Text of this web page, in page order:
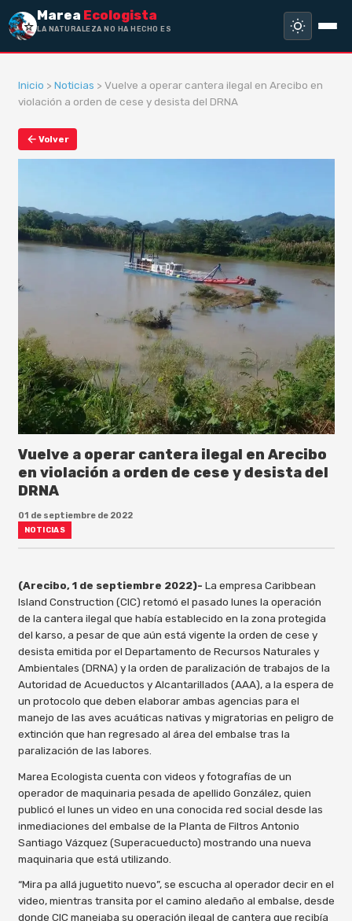
Marea Ecologista
LA NATURALEZA NO HA HECHO ESCLAVO
Inicio > Noticias > Vuelve a operar cantera ilegal en Arecibo en
violación a orden de cese y desista del DRNA
Volver
Vuelve a operar cantera ilegal en Arecibo
en violación a orden de cese y desista del
DRNA
01 de septiembre de 2022
NOTICIAS
(Arecibo, 1 de septiembre 2022)- La empresa Caribbean
Island Construction (CIC) retomó el pasado lunes la operación
de la cantera ilegal que había establecido en la zona protegida
del karso, a pesar de que aún está vigente la orden de cese y
desista emitida por el Departamento de Recursos Naturales y
Ambientales (DRNA) y la orden de paralización de trabajos de la
Autoridad de Acueductos y Alcantarillados (AAA), a la espera de
un protocolo que deben elaborar ambas agencias para el
manejo de las aves acuáticas nativas y migratorias en peligro de
extinción que han regresado al área del embalse tras la
paralización de las labores.
Marea Ecologista cuenta con videos y fotografías de un
operador de maquinaria pesada de apellido González, quien
publicó el lunes un video en una conocida red social desde las
inmediaciones del embalse de la Planta de Filtros Antonio
Santiago Vázquez (Superacueducto) mostrando una nueva
maquinaria que está utilizando.
“Mira pa allá juguetito nuevo”, se escucha al operador decir en el
video, mientras transita por el camino aledaño al embalse, desde
donde CIC manejaba su operación ilegal de cantera que recibía